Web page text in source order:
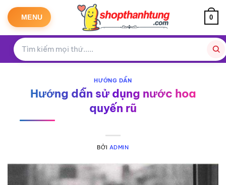
qua
dung
MENU 0
HƯỚNG DẪN
Hướng dẫn sử dụng nước hoa
quyến rũ
BỞI ADMIN